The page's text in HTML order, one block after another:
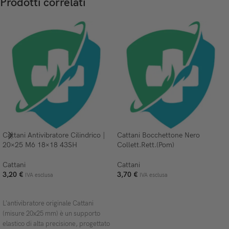
Prodotti correlati
Cattani Antivibratore Cilindrico |
20×25 M6 18×18 43SH
Cattani
3,20 € IVA esclusa
L'antivibratore originale Cattani
(misure 20x25 mm) è un supporto
elastico di alta precisione, progettato
Cattani Bocchettone Nero
Collett.Rett.(Pom)
Cattani
3,70 € IVA esclusa